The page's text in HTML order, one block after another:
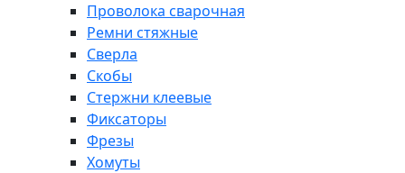
Проволока сварочная
Ремни стяжные
Сверла
Скобы
Стержни клеевые
Фиксаторы
Фрезы
Хомуты